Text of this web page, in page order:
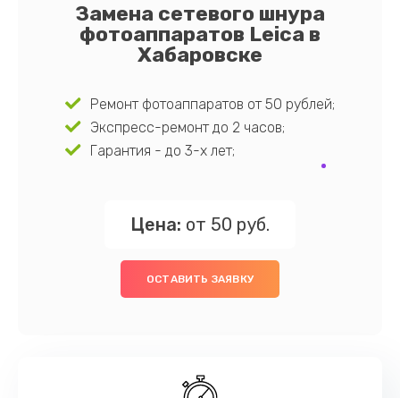
Замена сетевого шнура
фотоаппаратов Leica в
Хабаровске
Ремонт фотоаппаратов от 50 рублей;
Экспресс-ремонт до 2 часов;
Гарантия - до 3-х лет;
Цена: от 50 руб.
ОСТАВИТЬ ЗАЯВКУ